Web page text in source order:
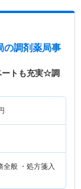
の調剤薬局事
ートも充実☆調
全般 ・処方箋入